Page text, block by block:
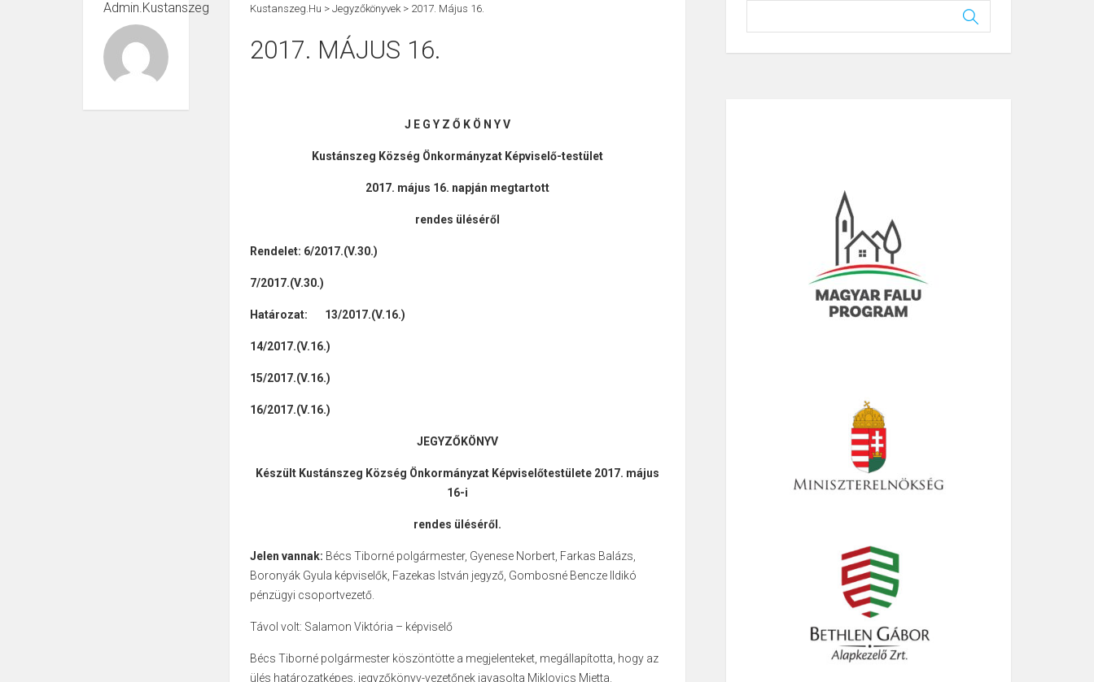
Admin.kustanszeg Kustanszeg.hu > Jegyzőkönyvek> 2017. Május 16.
2017. MÁJUS 16.
J E G Y Z Ő K Ö N Y V
Kustánszeg Község Önkormányzat Képviselő-testület
2017. május 16. napján megtartott
rendes üléséről
Rendelet: 6/2017.(V.30.)
7/2017.(V.30.)
Határozat: 13/2017.(V.16.)
14/2017.(V.16.)
15/2017.(V.16.)
16/2017.(V.16.)
JEGYZŐKÖNYV
Készült Kustánszeg Község Önkormányzat Képviselőtestülete 2017. május
16-i
rendes üléséről.
Jelen vannak: Bécs Tiborné polgármester, Gyenese Norbert, Farkas Balázs,
Boronyák Gyula képviselők, Fazekas István jegyző, Gombosné Bencze Ildikó
pénzügyi csoportvezető.
Távol volt: Salamon Viktória – képviselő
Bécs Tiborné polgármester köszöntötte a megjelenteket, megállapította, hogy az
ülés határozatképes, jegyzőkönyv-vezetőnek javasolta Miklovics Mietta.